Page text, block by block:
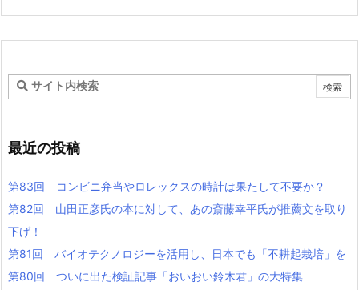
最近の投稿
第83回 コンビニ弁当やロレックスの時計は果たして不要か？
第82回 山田正彦氏の本に対して、あの斎藤幸平氏が推薦文を取り
下げ！
第81回 バイオテクノロジーを活用し、日本でも「不耕起栽培」を
第80回 ついに出た検証記事「おいおい鈴木君」の大特集